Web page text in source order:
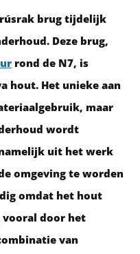
brug tijdelijk
Deze brug,
rond de N7, is
hout. Het unieke aan
maar
wordt
uit het werk
omgeving te worden
omdat het hout
vooral door het
van